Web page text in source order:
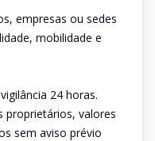
empresas ou sedes
mobilidade e
24 horas.
proprietários, valores
sem aviso prévio